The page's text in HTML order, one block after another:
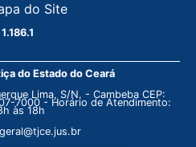
do Site
1.186.1
do Estado do Ceará
Lima, S/N. - Cambeba CEP:
7000 - Horário de Atendimento:
às 18h